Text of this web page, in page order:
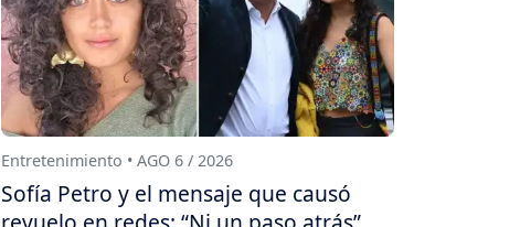
Entretenimiento • AGO 6 / 2026
Sofía Petro y el mensaje que causó